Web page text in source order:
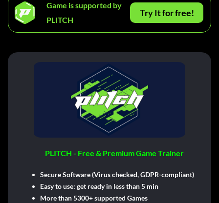
Game is supported by
PLITCH
Try It for free!
PLITCH - Free & Premium Game Trainer
Secure Software (Virus checked, GDPR-compliant)
Easy to use: get ready in less than 5 min
More than 5300+ supported Games